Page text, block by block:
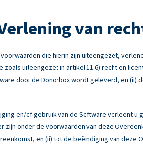
van
die hierin zijn uiteengezet,
uiteengezet in artikel 11.6) recht en
door de Donorbox wordt geleverd, en
en/of gebruik van de Software verleent u
zijn onder de voorwaarden van deze
en (ii) tot de beëindiging van deze